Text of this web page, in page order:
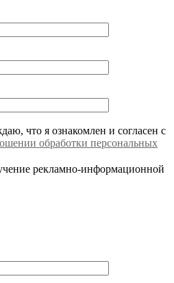
что я ознакомлен и согласен с
обработки персональных
рекламно-информационной